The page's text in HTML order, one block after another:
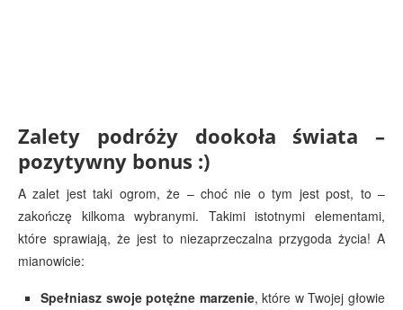
Zalety podróży dookoła świata –
pozytywny bonus :)
A zalet jest taki ogrom, że – choć nie o tym jest post, to –
zakończę kilkoma wybranymi. Takimi istotnymi elementami,
które sprawiają, że jest to niezaprzeczalna przygoda życia! A
mianowicie:
Spełniasz swoje potężne marzenie, które w Twojej głowie